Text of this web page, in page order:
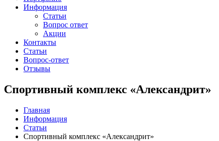
Информация
Статьи
Вопрос ответ
Акции
Контакты
Статьи
Вопрос-ответ
Отзывы
Спортивный комплекс «Александрит»
Главная
Информация
Статьи
Спортивный комплекс «Александрит»